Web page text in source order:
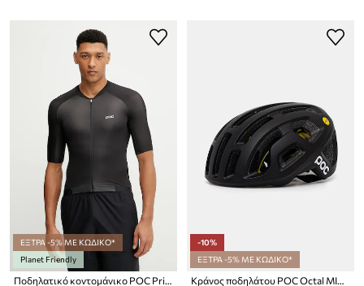
ΕΞΤΡΑ -5% ΜΕ ΚΩΔΙΚΟ*
Planet Friendly
-10%
ΕΞΤΡΑ -5% ΜΕ ΚΩΔΙΚΟ*